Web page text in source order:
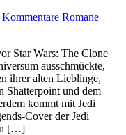
Kommentare Romane
Star Wars: The Clone
ausschmückte,
ihrer alten Lieblinge,
Shatterpoint und dem
kommt mit Jedi
Cover der Jedi
[…]